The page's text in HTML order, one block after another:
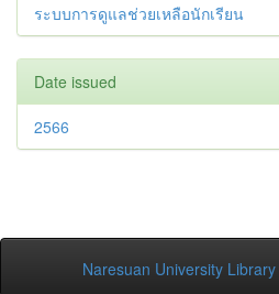
ระบบการดูแลช่วยเหลือนักเรียน
Date issued
2566
Naresuan University Library